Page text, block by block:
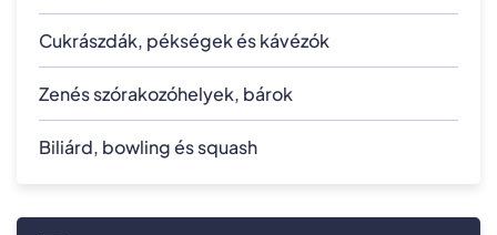
Cukrászdák, pékségek és kávézók
Zenés szórakozóhelyek, bárok
Biliárd, bowling és squash